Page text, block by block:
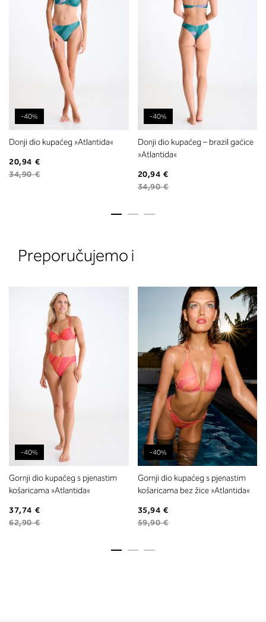
-40%
Donji dio kupaćeg »Atlantida«
20,94 €
34,90 €
-40%
Donji dio kupaćeg – brazil gaćice
»Atlantida«
20,94 €
34,90 €
Preporučujemo i
-40%
Gornji dio kupaćeg s pjenastim
košaricama »Atlantida«
37,74 €
62,90 €
-40%
Gornji dio kupaćeg s pjenastim
košaricama bez žice »Atlantida«
35,94 €
59,90 €
Izmerite prsni obseg. Šiviljski
izreza in čez prsi, v višini bradavic
vdolbine med prsmi. V razdelku 2.
boste prebrali, katera globina
ustreza vaši meri (A, B …) – iščite v
stolpcu, ki ste ga določili s
obsegom.